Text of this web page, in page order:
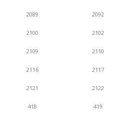
2089 2092
2100 2102
2109 2110
2116 2117
2121 2122
418 419